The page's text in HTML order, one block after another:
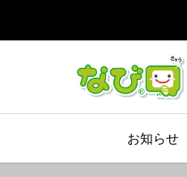
お知らせ